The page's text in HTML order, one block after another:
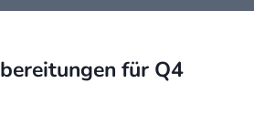
für Q4